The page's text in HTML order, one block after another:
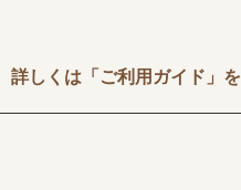
しくは「ご利用ガイド」を